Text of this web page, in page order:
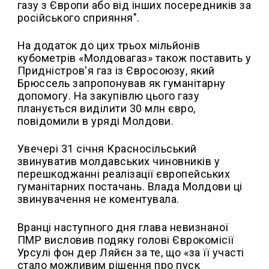
газу з Європи або від інших посередників за
російського сприяння".
На додаток до цих трьох мільйонів
кубометрів «Молдовагаз» також поставить у
Придністров'я газ із Євросоюзу, який
Брюссель запропонував як гуманітарну
допомогу. На закупівлю цього газу
планується виділити 30 млн євро,
повідомили в уряді Молдови.
Увечері 31 січня Красносільський
звинуватив молдавських чиновників у
перешкоджанні реалізації європейських
гуманітарних постачань. Влада Молдови ці
звинувачення не коментувала.
Вранці наступного дня глава невизнаної
ПМР висловив подяку голові Єврокомісії
Урсулі фон дер Ляйєн за те, що «за її участі
стало можливим рішення про пуск